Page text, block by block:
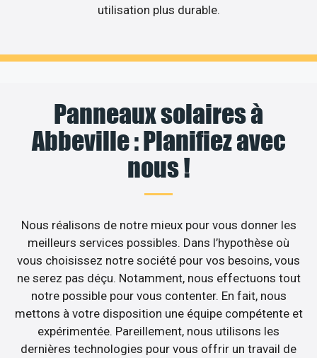
utilisation plus durable.
Panneaux solaires à
Abbeville : Planifiez avec
nous !
Nous réalisons de notre mieux pour vous donner les
meilleurs services possibles. Dans l’hypothèse où
vous choisissez notre société pour vos besoins, vous
ne serez pas déçu. Notamment, nous effectuons tout
notre possible pour vous contenter. En fait, nous
mettons à votre disposition une équipe compétente et
expérimentée. Pareillement, nous utilisons les
dernières technologies pour vous offrir un travail de